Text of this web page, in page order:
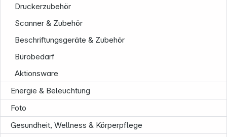
Druckerzubehör
Scanner & Zubehör
Beschriftungsgeräte & Zubehör
Bürobedarf
Aktionsware
Energie & Beleuchtung
Foto
Gesundheit, Wellness & Körperpflege